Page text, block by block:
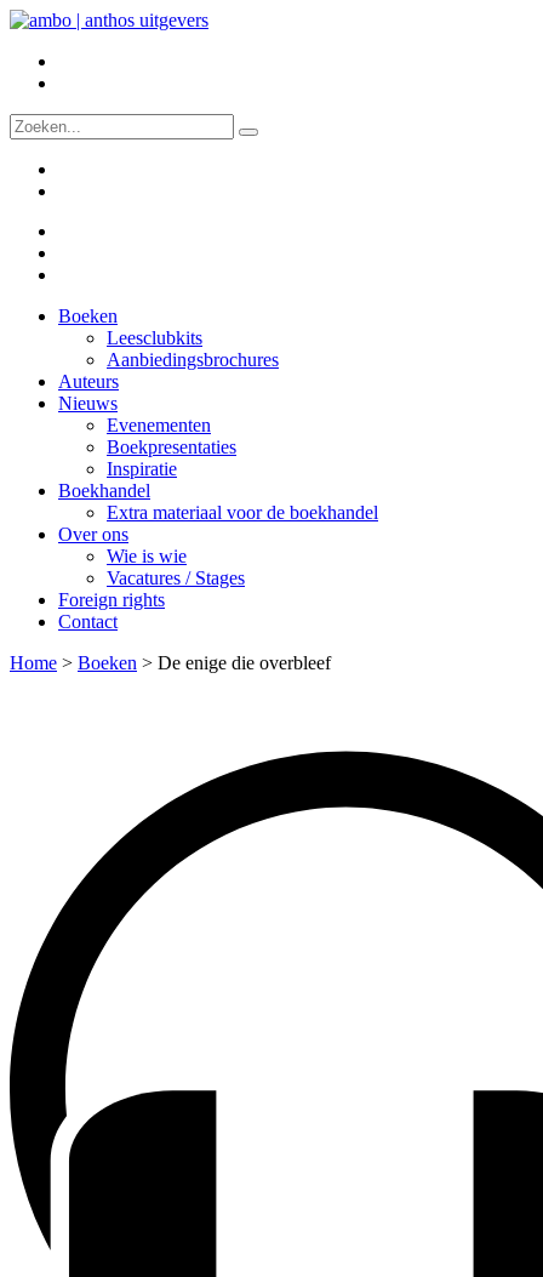
Boeken
Leesclubkits
Aanbiedingsbrochures
Auteurs
Nieuws
Evenementen
Boekpresentaties
Inspiratie
Boekhandel
Extra materiaal voor de boekhandel
Over ons
Wie is wie
Vacatures / Stages
Foreign rights
Contact
Home > Boeken > De enige die overbleef